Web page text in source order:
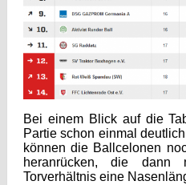
Bei einem Blick auf die
Partie schon einmal
können die Ballcelonen
heranrücken, die
Torverhältnis eine